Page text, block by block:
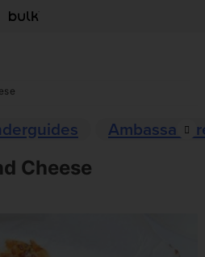
Cheese